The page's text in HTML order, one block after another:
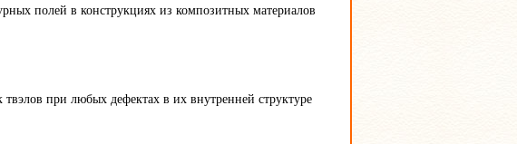
полей в конструкциях из композитных материалов
при любых дефектах в их внутренней структуре